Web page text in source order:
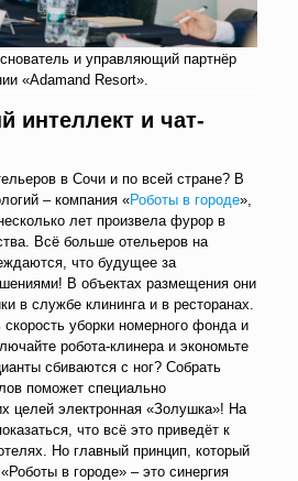
и управляющий партнёр
«Adamand Resort».
интеллект и чат-
в Сочи и по всей стране? В
– компания «Роботы в городе»,
лет произвела фурор в
Всё больше отельеров на
что будущее за
В объектах размещения они
в службе клининга и в ресторанах.
уборки номерного фонда и
робота-клинера и экономьте
сбиваются с ног? Собрать
поможет специально
целей электронная «Золушка»! На
что всё это приведёт к
Но главный принцип, который
в городе» – это синергия